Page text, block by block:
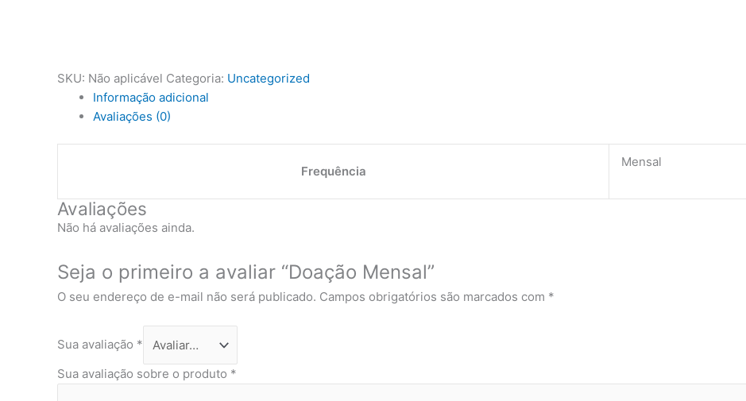
SKU: Não aplicável Categoria: Uncategorized
Informação adicional
Avaliações (0)
Frequência
Mensal
Avaliações
Não há avaliações ainda.
Seja o primeiro a avaliar “Doação Mensal”
O seu endereço de e-mail não será publicado. Campos obrigatórios são marcados com *
Sua avaliação *
Sua avaliação sobre o produto *